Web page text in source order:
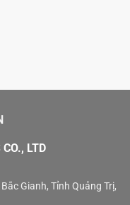
LTD
Gianh, Tỉnh Quảng Trị,